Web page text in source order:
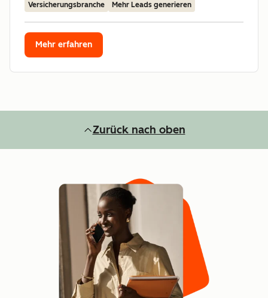
Versicherungsbranche Mehr Leads generieren
Mehr erfahren
Zurück nach oben